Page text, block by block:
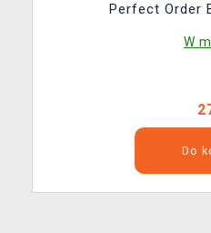
Perfect Order
W
Do